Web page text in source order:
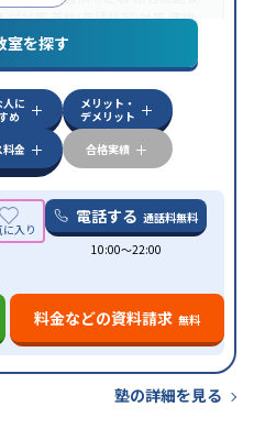
試対策英検(英語検定)対策漢検
応成績保証制度あり授業の振替
応学習にPC・タブレットを利用
目から受講可能
室を探す
人に
め
メリット・
デメリット
料金 合格実績
電話する 通話料無料
10:00〜22:00
料金などの資料請求 無料
塾の詳細を見る